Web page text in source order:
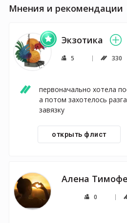
Мнения и рекомендации
Экзотика
5 330
первоначально хотела
а потом захотелось
завязку
открыть флист
Алена
0